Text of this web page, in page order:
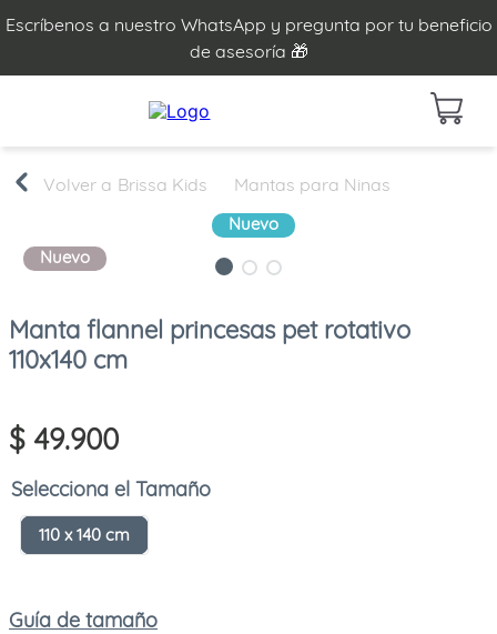
Escríbenos a nuestro WhatsApp y pregunta por tu beneficio
de asesoría 🎁
Brissa Kids Mantas para Ninas
Nuevo
Nuevo
Manta flannel princesas pet rotativo
110x140 cm
$ 49.900
Tamaño
110 x 140 cm
Guía de tamaño